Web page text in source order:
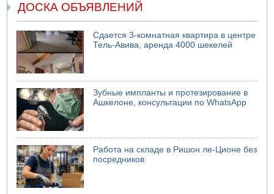
ДОСКА ОБЪЯВЛЕНИЙ
Сдается 3-комнатная квартира в центре
Тель-Авива, аренда 4000 шекелей
Зубные импланты и протезирование в
Ашкелоне, консультации по WhatsApp
Работа на складе в Ришон ле-Ционе без
посредников